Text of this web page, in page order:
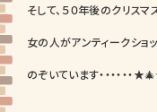
そして、５０年後のクリス
女の人がアンティークショ
のぞいています・・・・・・